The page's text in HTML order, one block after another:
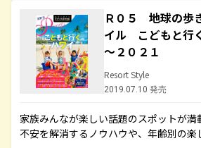
Ｒ０５ 地球の歩
イル こどもと行
～２０２１
Resort Style
2019.07.10 発売
家族みんなが楽しい話題のスポットが満
不安を解消するノウハウや、年齢別の楽